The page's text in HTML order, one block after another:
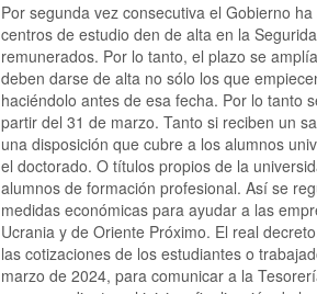
Por segunda vez consecutiva el Gobierno
centros de estudio den de alta en la
remunerados. Por lo tanto, el plazo se
deben darse de alta no sólo los que
haciéndolo antes de esa fecha. Por lo tanto
partir del 31 de marzo. Tanto si reciben un
una disposición que cubre a los alumnos
el doctorado. O títulos propios de la
alumnos de formación profesional. Así se
medidas económicas para ayudar a las
Ucrania y de Oriente Próximo. El real
las cotizaciones de los estudiantes o
marzo de 2024, para comunicar a la